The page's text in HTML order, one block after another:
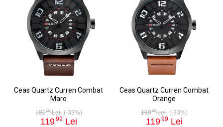
Ceas Quartz Curren Combat
Maro
18000Lei (-33%)
11999Lei
Ceas Quartz Curren Combat
Orange
18000Lei (-33%)
11999Lei